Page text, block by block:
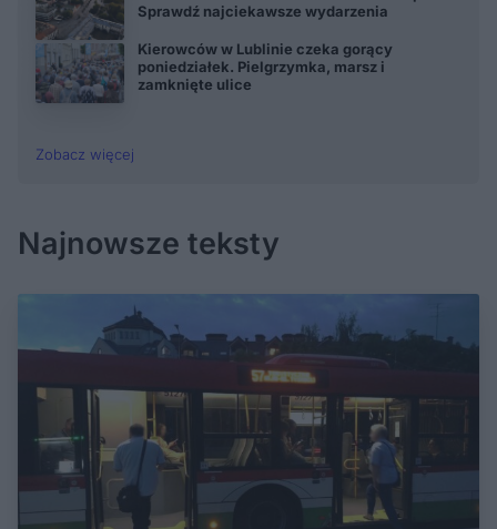
Sprawdź najciekawsze wydarzenia
Kierowców w Lublinie czeka gorący
poniedziałek. Pielgrzymka, marsz i
zamknięte ulice
Zobacz więcej
Najnowsze teksty